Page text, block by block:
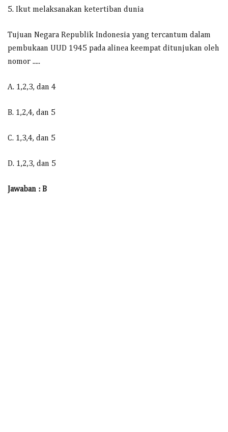
5. Ikut melaksanakan ketertiban dunia
Tujuan Negara Republik Indonesia yang tercantum dalam
pembukaan UUD 1945 pada alinea keempat ditunjukan oleh
nomor .....
A. 1,2,3, dan 4
B. 1,2,4, dan 5
C. 1,3,4, dan 5
D. 1,2,3, dan 5
Jawaban : B